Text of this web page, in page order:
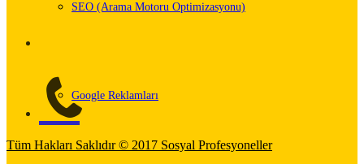
SEO (Arama Motoru Optimizasyonu)
Google Reklamları
Tüm Hakları Saklıdır © 2017 Sosyal Profesyoneller